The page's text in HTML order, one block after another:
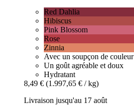
Red Dahlia
Hibiscus
Pink Blossom
Rose
Zinnia
Avec un soupçon de couleur
Un goût agréable et doux
Hydratant
8,49 € (1.997,65 € / kg)
Livraison jusqu'au 17 août